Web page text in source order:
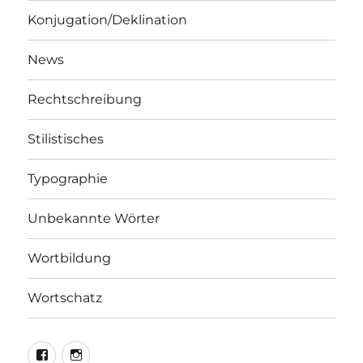
Konjugation/Deklination
News
Rechtschreibung
Stilistisches
Typographie
Unbekannte Wörter
Wortbildung
Wortschatz
LEO@Facebook
LEO@Instagram